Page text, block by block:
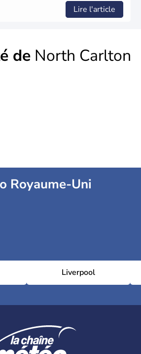
Lire l'article
de North Carlton
Royaume-Uni
Liverpool